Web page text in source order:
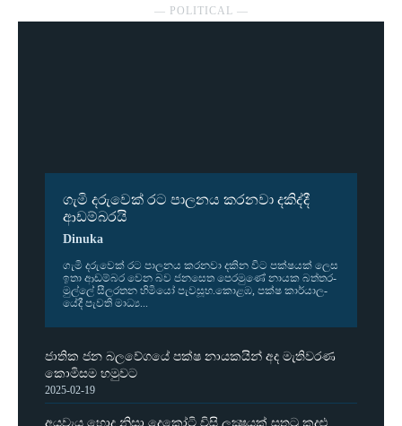
― POLITICAL ―
ගැමි දරුවෙක් රට පාලනය කරනවා දකිද්දී
ආඩම්බරයි
Dinuka
ගැමි දරු­වෙක් රට පාල­නය කර­නවා දකින විට පක්ෂ­යක් ලෙස
ඉතා ආඩ­ම්බර වෙන බව ජන­සෙත පෙර­මුණේ නායක බත්ත­ර­
මුල්ලේ සීල­ර­තන හිමියෝ පැව­සූහ.කොළඹ, පක්ෂ කාර්යා­ල­
යේදී පැවති මාධ්‍ය...
ජාතික ජන බලවේගයේ පක්ෂ නායකයින් අද මැතිවරණ
කොමිසම හමුවට
2025-02-19
අයවැය හොද නිසා දෙකෝටි විසි ලක්‍ෂයක් සතුටු කදුළු